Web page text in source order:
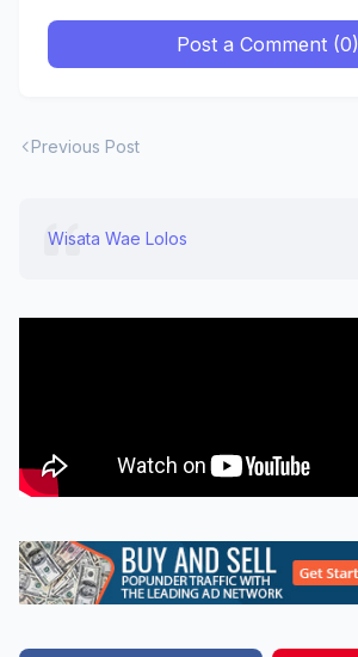
Post a Comment (0)
Previous Post
Wisata Wae Lolos